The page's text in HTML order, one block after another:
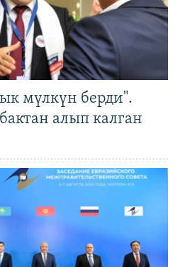
мүлкүн берди".
алып калган